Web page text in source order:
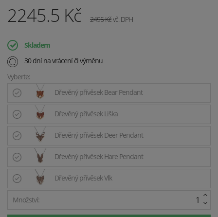
2245.5 Kč 2495Kčvč. DPH
Skladem
30 dní na vrácení či výměnu
Vyberte:
Dřevěný přívěsek Bear Pendant
Dřevěný přívěsek Liška
Dřevěný přívěsek Deer Pendant
Dřevěný přívěsek Hare Pendant
Dřevěný přívěsek Vlk
Množství: